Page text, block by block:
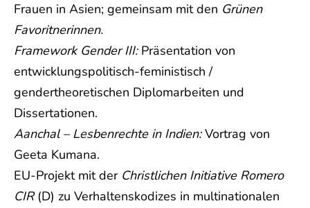
Frauen in Asien; gemeinsam mit den Grünen
Favoritnerinnen.
Framework Gender III:Präsentation von
entwicklungspolitisch-feministisch /
gendertheoretischen Diplomarbeiten und
Dissertationen.
Aanchal – Lesbenrechte in Indien:Vortrag von
Geeta Kumana.
EU-Projekt mit der Christlichen Initiative Romero
CIR(D) zu Verhaltenskodizes in multinationalen